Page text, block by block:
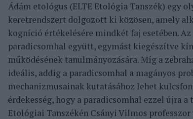
Ádám etológus (ELTE Etológia Tanszék) egy
keretrendszert dolgozott ki közösen, amely
kogníció értékelésére mindkét faj esetében.
paradicsomhal együtt, egymást kiegészítve
működésének tanulmányozására. Míg a
ideális, addig a paradicsomhal a magányos
mechanizmusainak kutatásához lehet
érdekesség, hogy a paradicsomhal ezzel újra
Etológiai Tanszékén Csányi Vilmos